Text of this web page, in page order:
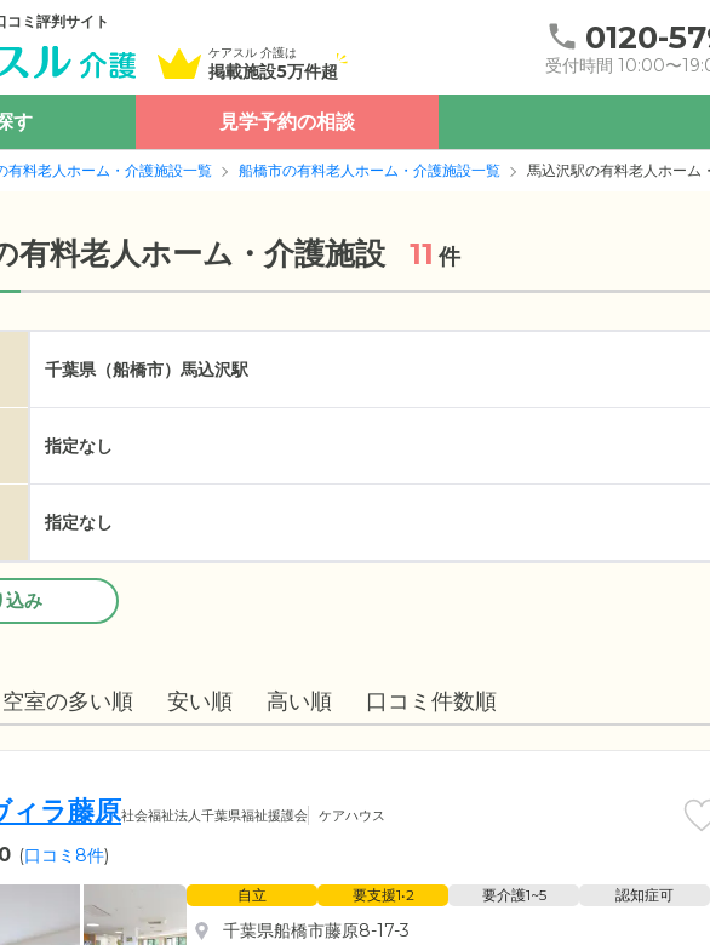
コミ評判サイト
ケアスル 介護は
掲載施設5万件超
0120-
受付時間 10:00〜
す 見学予約の相談
有料老人ホーム・介護施設一覧 船橋市の有料老人ホーム・介護施設一覧 馬込沢駅の有料老人ホーム
有料老人ホーム・介護施設 11 件
千葉県（船橋市） 馬込沢駅
指定なし
指定なし
込み
空室の多い順 安い順 高い順 口コミ件数順
ィラ藤原社会福祉法人千葉県福祉援護会 ケアハウス
(口コミ8件)
自立 要支援1•2 要介護1~5 認知症可
千葉県船橋市藤原8-17-3